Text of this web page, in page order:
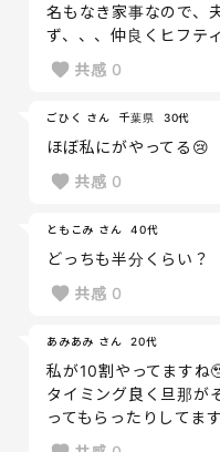
名もなき家事なので、
ず、、、仲良くヒフテ
共感 0
ごひく さん 千葉県 30代
ほぼ私にがやってる😢
共感 0
ともこみ さん 40代
どっちも半分くらい？
共感 0
あみあみ さん 20代
私が10割やってますね
タイミング良く旦那が
ってもらったりしてま